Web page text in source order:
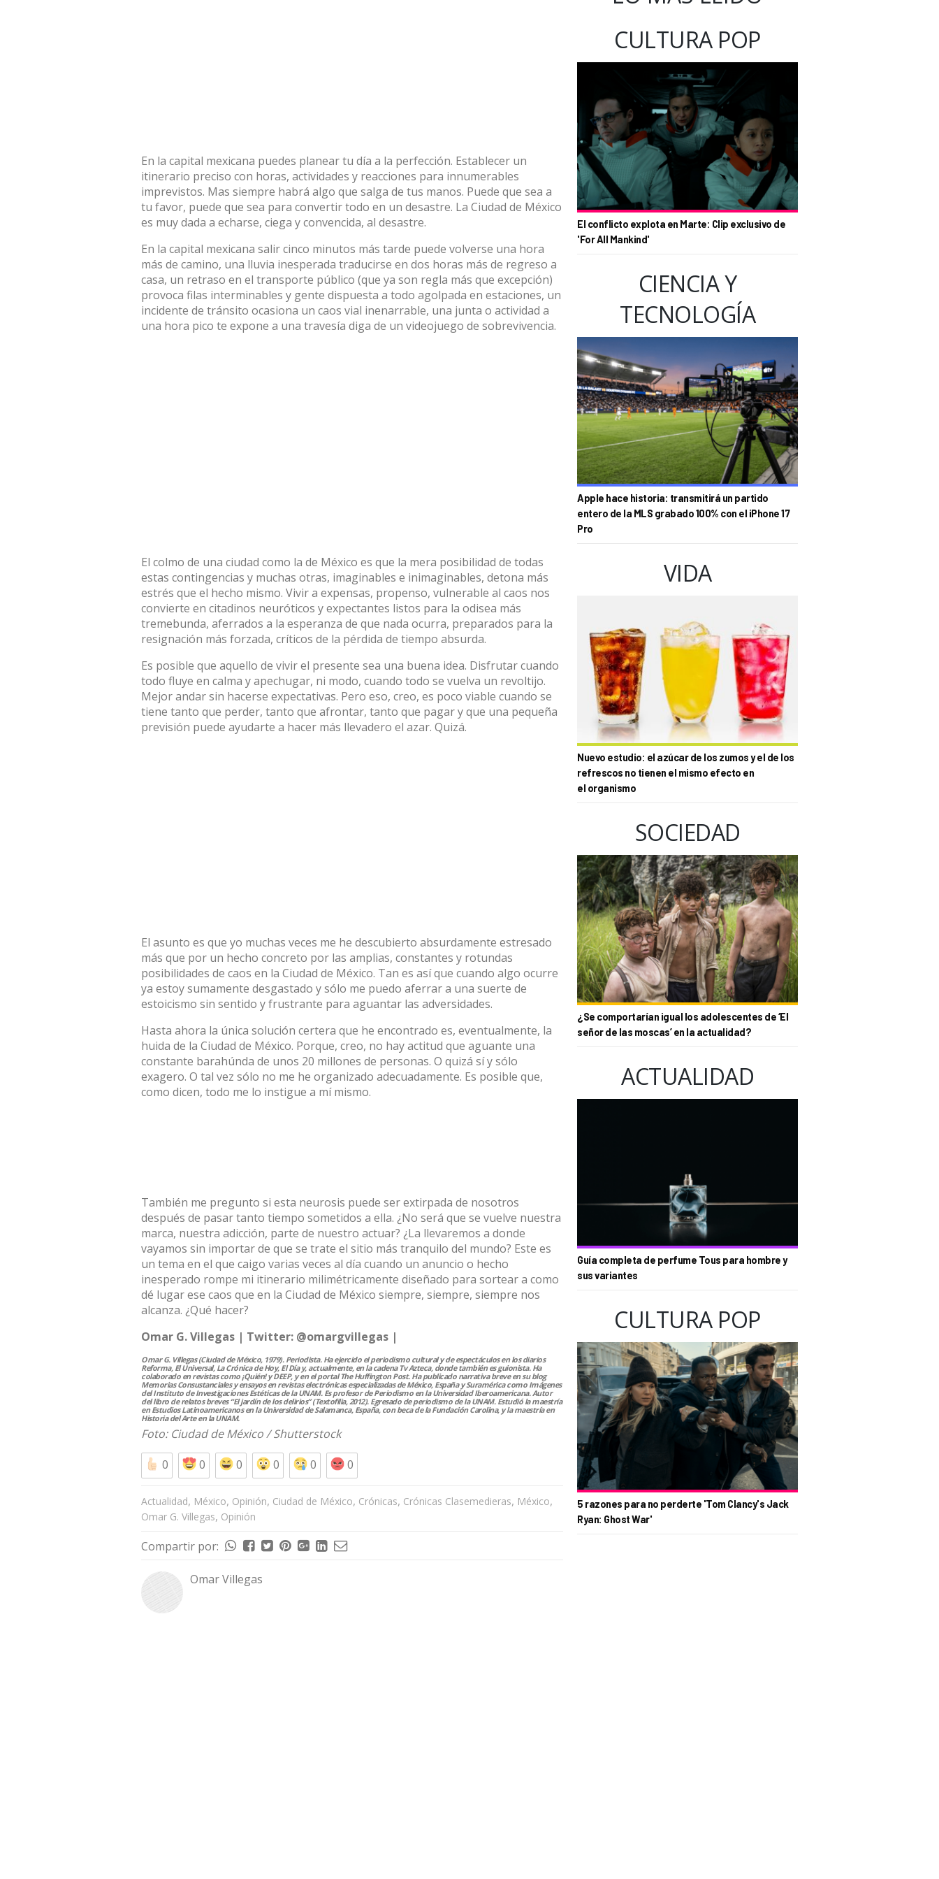
En la capital mexicana puedes planear tu día a la perfección. Establecer un
itinerario preciso con horas, actividades y reacciones para innumerables
imprevistos. Mas siempre habrá algo que salga de tus manos. Puede que sea a
tu favor, puede que sea para convertir todo en un desastre. La Ciudad de México
es muy dada a echarse, ciega y convencida, al desastre.
En la capital mexicana salir cinco minutos más tarde puede volverse una hora
más de camino, una lluvia inesperada traducirse en dos horas más de regreso a
casa, un retraso en el transporte público (que ya son regla más que excepción)
provoca filas interminables y gente dispuesta a todo agolpada en estaciones, un
incidente de tránsito ocasiona un caos vial inenarrable, una junta o actividad a
una hora pico te expone a una travesía diga de un videojuego de sobrevivencia.
El colmo de una ciudad como la de México es que la mera posibilidad de todas
estas contingencias y muchas otras, imaginables e inimaginables, detona más
estrés que el hecho mismo. Vivir a expensas, propenso, vulnerable al caos nos
convierte en citadinos neuróticos y expectantes listos para la odisea más
tremebunda, aferrados a la esperanza de que nada ocurra, preparados para la
resignación más forzada, críticos de la pérdida de tiempo absurda.
Es posible que aquello de vivir el presente sea una buena idea. Disfrutar cuando
todo fluye en calma y apechugar, ni modo, cuando todo se vuelva un revoltijo.
Mejor andar sin hacerse expectativas. Pero eso, creo, es poco viable cuando se
tiene tanto que perder, tanto que afrontar, tanto que pagar y que una pequeña
previsión puede ayudarte a hacer más llevadero el azar. Quizá.
El asunto es que yo muchas veces me he descubierto absurdamente estresado
más que por un hecho concreto por las amplias, constantes y rotundas
posibilidades de caos en la Ciudad de México. Tan es así que cuando algo ocurre
ya estoy sumamente desgastado y sólo me puedo aferrar a una suerte de
estoicismo sin sentido y frustrante para aguantar las adversidades.
Hasta ahora la única solución certera que he encontrado es, eventualmente, la
huida de la Ciudad de México. Porque, creo, no hay actitud que aguante una
constante barahúnda de unos 20 millones de personas. O quizá sí y sólo
exagero. O tal vez sólo no me he organizado adecuadamente. Es posible que,
como dicen, todo me lo instigue a mí mismo.
También me pregunto si esta neurosis puede ser extirpada de nosotros
después de pasar tanto tiempo sometidos a ella. ¿No será que se vuelve nuestra
marca, nuestra adicción, parte de nuestro actuar? ¿La llevaremos a donde
vayamos sin importar de que se trate el sitio más tranquilo del mundo? Este es
un tema en el que caigo varias veces al día cuando un anuncio o hecho
inesperado rompe mi itinerario milimétricamente diseñado para sortear a como
dé lugar ese caos que en la Ciudad de México siempre, siempre, siempre nos
alcanza. ¿Qué hacer?
Omar G. Villegas | Twitter: @omargvillegas |
Omar G. Villegas (Ciudad de México, 1979). Periodista. Ha ejercido el periodismo cultural y de espectáculos en los diarios
Reforma, El Universal, La Crónica de Hoy, El Día y, actualmente, en la cadena Tv Azteca, donde también es guionista. Ha
colaborado en revistas como ¡Quién! y DEEP, y en el portal The Huffington Post. Ha publicado narrativa breve en su blog
Memorias Consustanciales y ensayos en revistas electrónicas especializadas de México, España y Suramérica como Imágenes
del Instituto de Investigaciones Estéticas de la UNAM. Es profesor de Periodismo en la Universidad Iberoamericana. Autor
del libro de relatos breves “El jardín de los delirios” (Textofilia, 2012). Egresado de periodismo de la UNAM. Estudió la maestría
en Estudios Latinoamericanos en la Universidad de Salamanca, España, con beca de la Fundación Carolina, y la maestría en
Historia del Arte en la UNAM.
Foto: Ciudad de México /Shutterstock
0
0 0 0 0 0
Actualidad, México, Opinión, Ciudad de México, Crónicas, Crónicas Clasemedieras, México,
Omar G. Villegas, Opinión
Compartir por:
Omar Villegas
CULTURA POP
El conflicto explota en Marte: Clip exclusivo de
'For All Mankind'
CIENCIA Y
TECNOLOGÍA
Apple hace historia: transmitirá un partido
entero de la MLS grabado 100% con el iPhone 17
Pro
VIDA
Nuevo estudio: el azúcar de los zumos y el de los
refrescos no tienen el mismo efecto en
el organismo
SOCIEDAD
¿Se comportarían igual los adolescentes de ‘El
señor de las moscas’ en la actualidad?
ACTUALIDAD
Guía completa de perfume Tous para hombre y
sus variantes
CULTURA POP
5 razones para no perderte 'Tom Clancy's Jack
Ryan: Ghost War'